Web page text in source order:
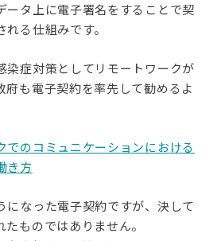
ータ上に電子署名をすることで契
る仕組みです。
染症対策としてリモートワークが
府も電子契約を率先して勧めるよ
でのコミュニケーションにおける
き方
になった電子契約ですが、決して
ものではありません。